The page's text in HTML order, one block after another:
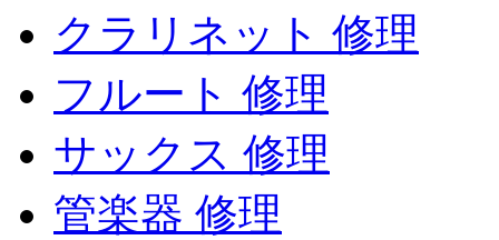
クラリネット 修理
フルート 修理
サックス 修理
管楽器 修理